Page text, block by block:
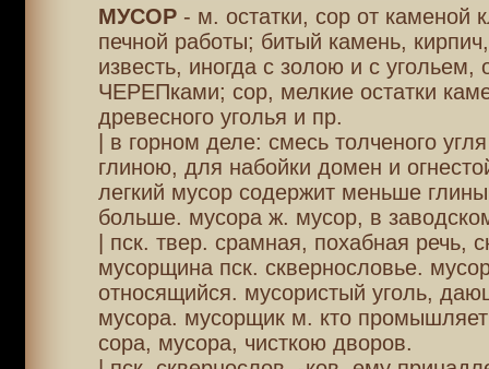
МУСОР- м. остатки, сор от каменой
печной работы; битый камень,
известь, иногда с золою и с угольем,
ЧЕРЕПками; сор, мелкие остатки
древесного уголья и пр.
| в горном деле: смесь толченого
глиною, для набойки домен и
легкий мусор содержит меньше
больше. мусора ж. мусор, в
| пск. твер. срамная, похабная речь,
мусорщина пск. сквернословье.
относящийся. мусористый уголь,
мусора. мусорщик м. кто
сора, мусора, чисткою дворов.